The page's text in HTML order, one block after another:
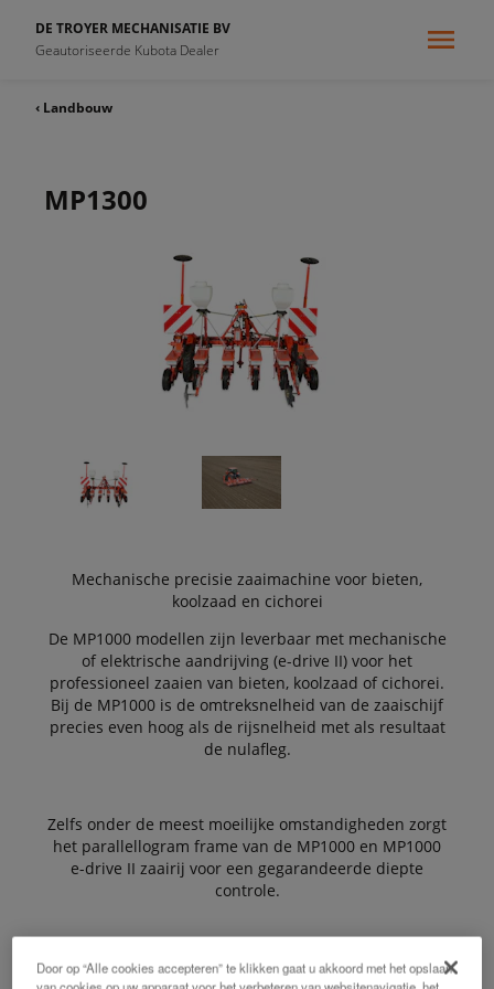
DE TROYER MECHANISATIE BV
Geautoriseerde Kubota Dealer
‹ Landbouw
MP1300
Mechanische precisie zaaimachine voor bieten,
koolzaad en cichorei
De MP1000 modellen zijn leverbaar met mechanische
of elektrische aandrijving (e-drive II) voor het
professioneel zaaien van bieten, koolzaad of cichorei.
Bij de MP1000 is de omtreksnelheid van de zaaischijf
precies even hoog als de rijsnelheid met als resultaat
de nulafleg.
Zelfs onder de meest moeilijke omstandigheden zorgt
het parallellogram frame van de MP1000 en MP1000
e-drive II zaairij voor een gegarandeerde diepte
controle.
De starre frames zijn verkrijgbaar in werkbreedten
Door op “Alle cookies accepteren” te klikken gaat u akkoord met het opslaan